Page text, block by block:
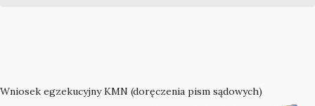
Wniosek egzekucyjny KMN (doręczenia pism sądowych)